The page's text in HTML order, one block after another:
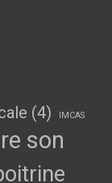
(4) IMCAS
son